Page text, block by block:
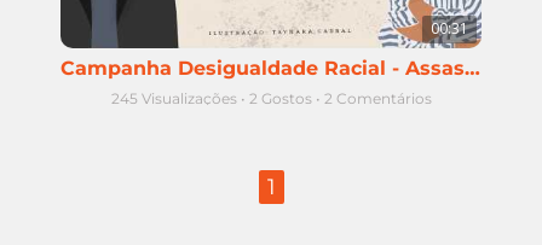
00:31
Campanha Desigualdade Racial - Assassinato da população negra
245 Visualizações • 2 Gostos • 2 Comentários
1